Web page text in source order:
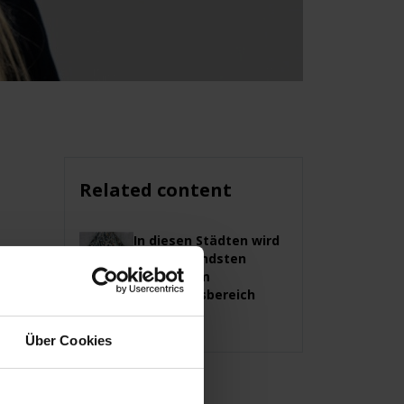
Über Cookies
Related content
In diesen Städten wird
am dringendsten
Personal im
Sicherheitsbereich
gesucht